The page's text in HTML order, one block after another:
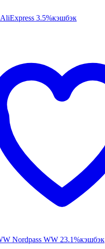
AliExpress 3.5%кэшбэк
Nordpass WW 23.1%кэшбэк